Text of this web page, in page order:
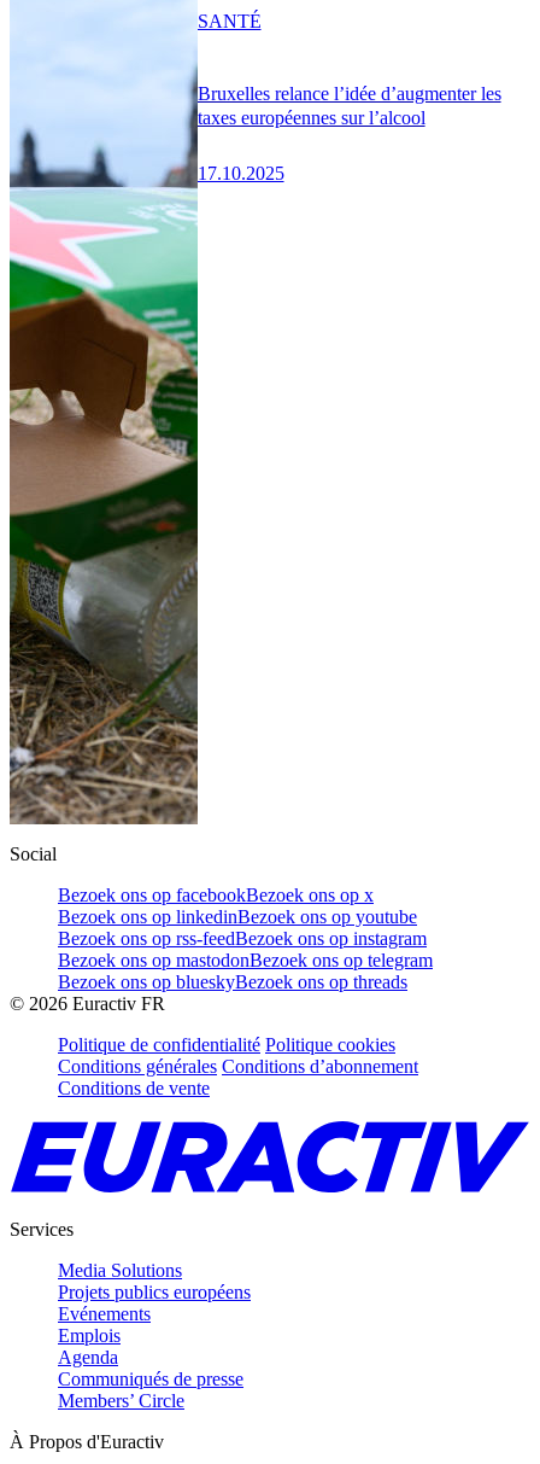
Bruxelles relance l’idée d’augmenter les
taxes européennes sur l’alcool
17.10.2025
SANTÉ
Social
Bezoek ons op facebookBezoek ons op x
Bezoek ons op linkedinBezoek ons op youtube
Bezoek ons op rss-feedBezoek ons op instagram
Bezoek ons op mastodonBezoek ons op telegram
Bezoek ons op blueskyBezoek ons op threads
© 2026 Euractiv FR
Politique de confidentialité Politique cookies
Conditions générales Conditions d’abonnement
Conditions de vente
Services
Media Solutions
Projets publics européens
Evénements
Emplois
Agenda
Communiqués de presse
Members’ Circle
À Propos d'Euractiv